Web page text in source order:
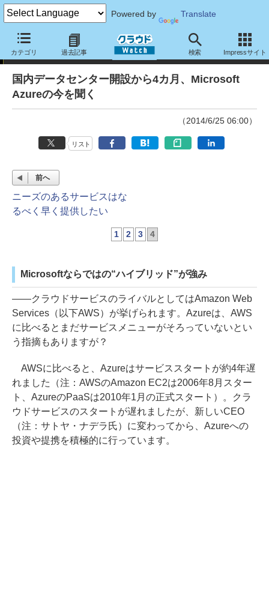
Powered by Translate
カテゴリ 過去記事 検索 Impressサイト
クラウド特捜部
国内データセンター開設から4カ月、Microsoft
Azureの今を聞く
（2014/6/25 06:00）
リスト
前へ
ニーズのあるサービスはな
るべく早く提供したい
1 2 3 4
Microsoftならではの“ハイブリッド”が強み
――クラウドサービスのライバルとしてはAmazon Web
Services（以下AWS）が挙げられます。Azureは、AWS
に比べるとまだサービスメニューがそろっていないとい
う指摘もありますが？
AWSに比べると、Azureはサービススタートが約4年遅
れました（注：AWSのAmazon EC2は2006年8月スター
ト、AzureのPaaSは2010年1月の正式スタート）。クラ
ウドサービスのスタートが遅れましたが、新しいCEO
（注：サトヤ・ナデラ氏）に変わってから、Azureへの
投資や提携を積極的に行っています。